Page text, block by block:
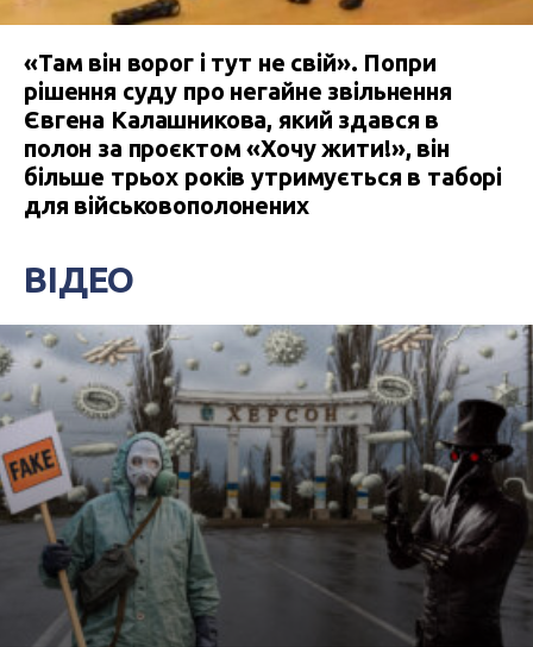
«Там він ворог і тут не свій». Попри
рішення суду про негайне звільнення
Євгена Калашникова, який здався в
полон за проєктом «Хочу жити!», він
більше трьох років утримується в таборі
для військовополонених
ВІДЕО